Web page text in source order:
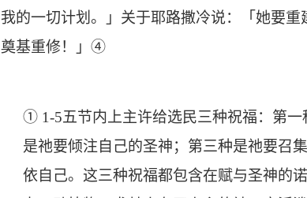
我的一切计划。」关于耶路撒冷说：「她要
奠基重修！」④
① 1-5五节内上主许给选民三种祝福：第
是祂要倾注自己的圣神；第三种是祂要召
依自己。这三种祝福都包含在赋与圣神的